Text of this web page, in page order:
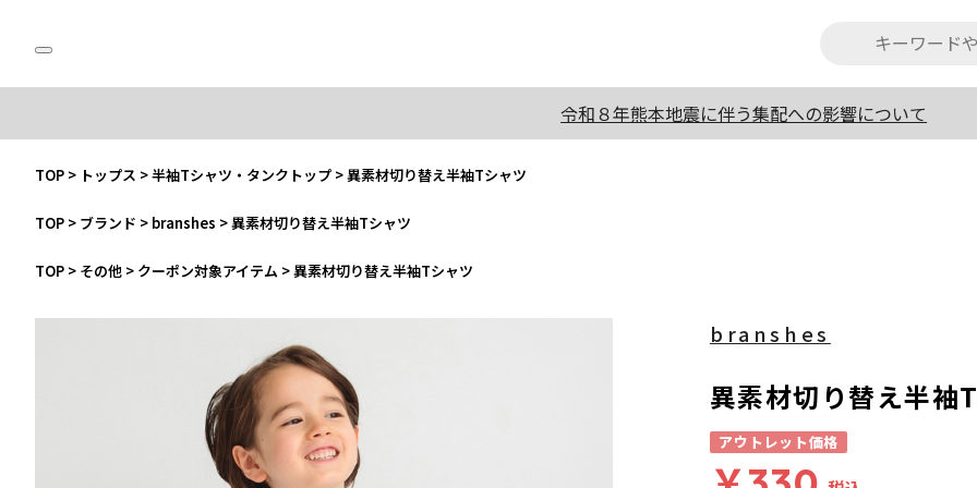
令和８年熊本地震に伴う集配への影響について
TOP > トップス >半袖Tシャツ・タンクトップ >異素材切り替え半袖Tシャツ
TOP > ブランド > branshes >異素材切り替え半袖Tシャツ
TOP > その他 > クーポン対象アイテム >異素材切り替え半袖Tシャツ
branshes
異素材切り替え半袖
アウトレット価格